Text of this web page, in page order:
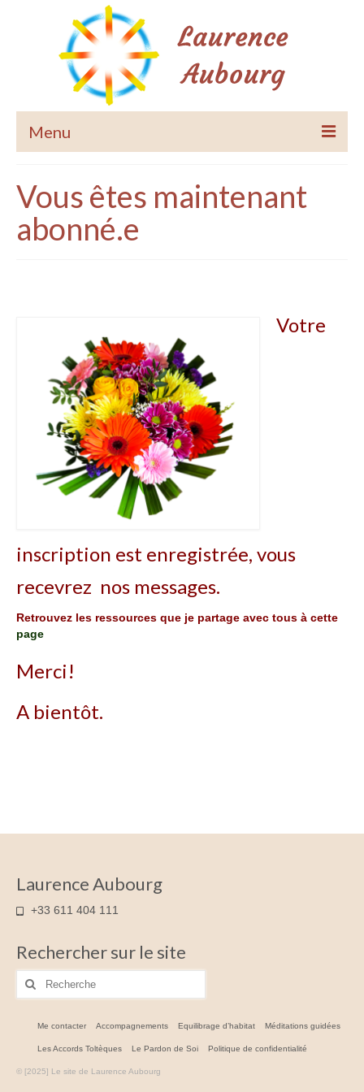
Menu
Le Pardon de Soi
Méditations guidées
Les Accords Toltèques
Articles
Contact
A mon propos
Vous êtes maintenant
abonné.e
Votre
inscription est enregistrée, vous
recevrez nos messages.
Retrouvez les ressources que je partage avec tous à cette
page
Merci!
A bientôt.
Laurence Aubourg
+33 611 404 111
Rechercher sur le site
Rechercher
Me contacter Accompagnements Equilibrage d’habitat Méditations guidées
Les Accords Toltèques Le Pardon de Soi Politique de confidentialité
© [2025] Le site de Laurence Aubourg